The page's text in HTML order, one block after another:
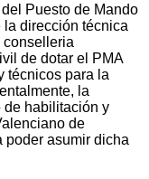
Puesto de Mando
dirección técnica
de dotar el PMA
técnicos para la
la
de habilitación y
de
poder asumir dicha